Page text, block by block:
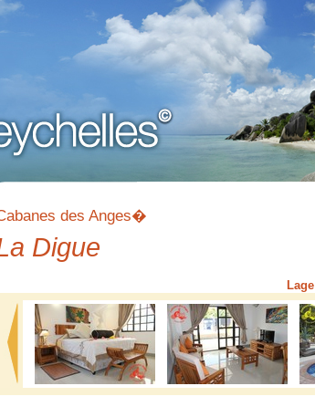
des Anges�
Digue
Lage